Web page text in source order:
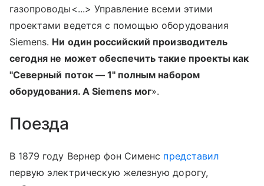
газопроводы<...> Управление всеми этими
проектами ведется с помощью оборудования
Siemens. Ни один российский производитель
сегодня не может обеспечить такие проекты как
''Северный поток — 1'' полным набором
оборудования. А Siemens мог».
Поезда
В 1879 году Вернер фон Сименс представил
первую электрическую железную дорогу,